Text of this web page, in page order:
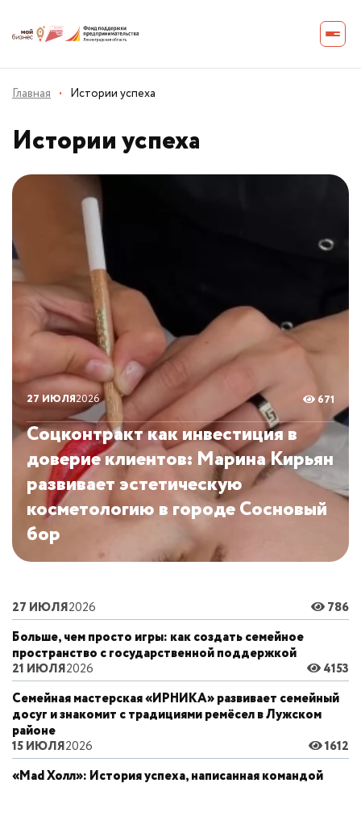
Главная · Истории успеха
Истории успеха
27 ИЮЛЯ2026 671
Соцконтракт как инвестиция в
доверие клиентов: Марина Кирьян
развивает эстетическую
косметологию в городе Сосновый
бор
27 ИЮЛЯ2026 786
Больше, чем просто игры: как создать семейное
пространство с государственной поддержкой
21 ИЮЛЯ2026 4153
Семейная мастерская «ИРНИКА» развивает семейный
досуг и знакомит с традициями ремёсел в Лужском
районе
15 ИЮЛЯ2026 1612
«Mad Холл»: История успеха, написанная командой